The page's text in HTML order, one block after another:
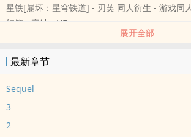
星铁[崩坏：星穹铁道] - 刃芙 ‍‎‍同‌‎‍人‎‌衍生 - 游戏‍‎‍同‌‎‍
短篇 - 完结 - HE
*架空现代综艺paro，有弹幕（建议不要跳过）
*传奇极限运动员 x 专属摄影师
*专业知识大半瞎编，地名全瞎编
*人物属于HoyoVerse以及他们自己
展开全部
最新章节
Sequel
3
2